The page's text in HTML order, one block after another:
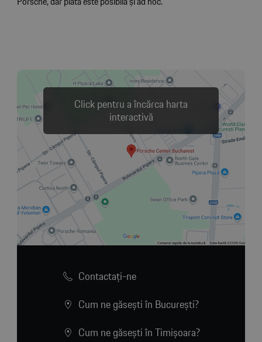
Click pentru a încărca harta
interactivă
Contactaţi-ne
Cum ne găsești în București?
Cum ne găsești în Timișoara?